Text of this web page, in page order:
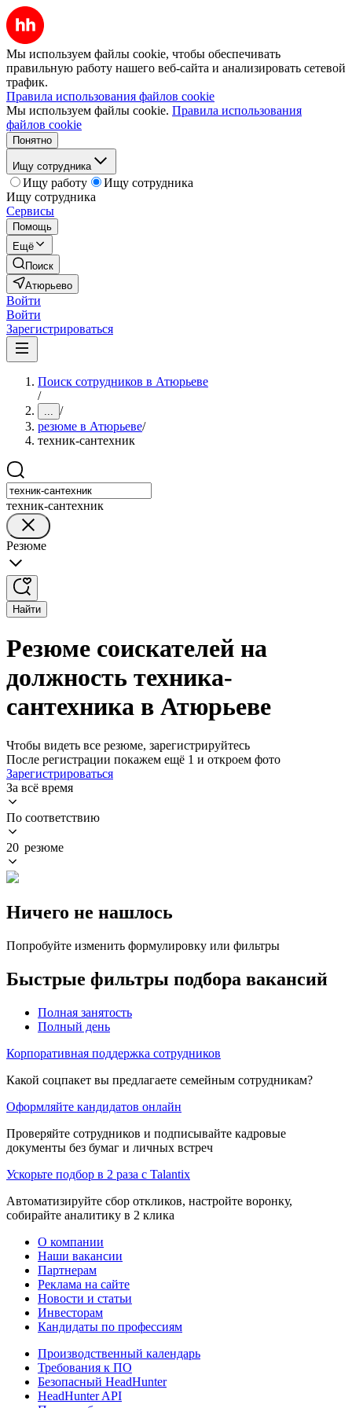
Мы используем файлы cookie, чтобы обеспечивать
правильную работу нашего веб-сайта и анализировать сетевой
трафик.
Правила использования файлов cookie
Мы используем файлы cookie. Правила использования
файлов cookie
Понятно
Ищу сотрудника
Ищу работу
Ищу сотрудника
Ищу сотрудника
Сервисы
Помощь
Ещё
Поиск
Атюрьево
Войти
Войти
Зарегистрироваться
Поиск сотрудников в Атюрьеве
/
... /
резюме в Атюрьеве/
техник-сантехник
техник-сантехник
Резюме
Найти
Резюме соискателей на
должность техника-
сантехника в Атюрьеве
Чтобы видеть все резюме, зарегистрируйтесь
После регистрации покажем ещё 1 и откроем фото
Зарегистрироваться
За всё время
По соответствию
20 резюме
Ничего не нашлось
Попробуйте изменить формулировку или фильтры
Быстрые фильтры подбора вакансий
Полная занятость
Полный день
Корпоративная поддержка сотрудников
Какой соцпакет вы предлагаете семейным сотрудникам?
Оформляйте кандидатов онлайн
Проверяйте сотрудников и подписывайте кадровые
документы без бумаг и личных встреч
Ускорьте подбор в 2 раза с Talantix
Автоматизируйте сбор откликов, настройте воронку,
собирайте аналитику в 2 клика
О компании
Наши вакансии
Партнерам
Реклама на сайте
Новости и статьи
Инвесторам
Кандидаты по профессиям
Производственный календарь
Требования к ПО
Безопасный HeadHunter
HeadHunter API